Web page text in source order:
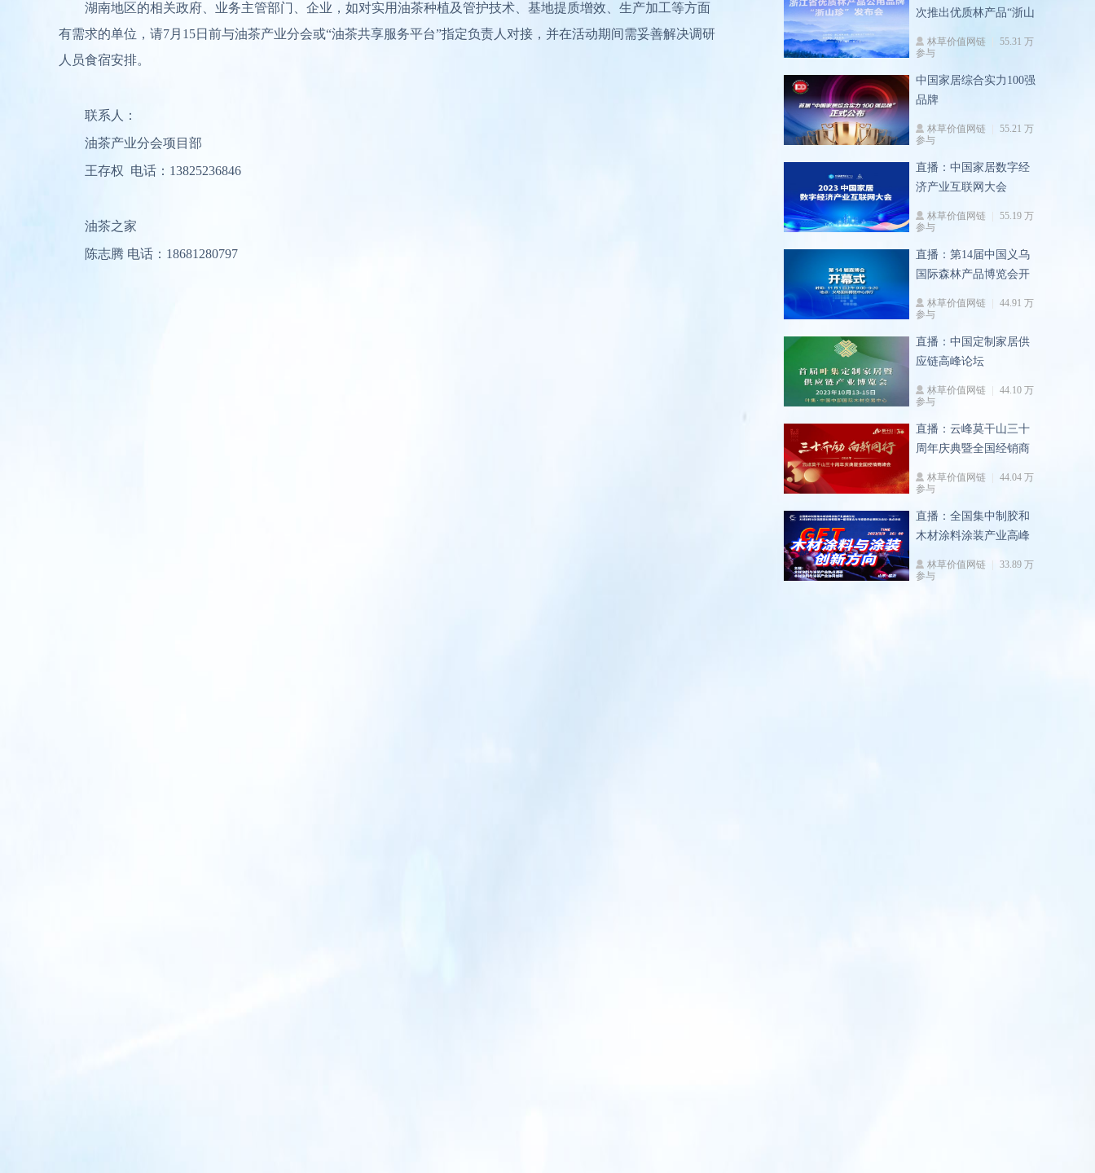
湖南地区的相关政府、业务主管部门、企业，如对实用油茶种植及管护技术、基地提质增效、生产加工等方面
有需求的单位，请7月15日前与油茶产业分会或“油茶共享服务平台”指定负责人对接，并在活动期间需妥善解决调研
人员食宿安排。
联系人：
油茶产业分会项目部
王存权 电话：13825236846
油茶之家
陈志腾 电话：18681280797
次推出优质林产品“浙山
林草价值网链
55.31 万
参与
中国家居综合实力100强
品牌
林草价值网链
55.21 万
参与
直播：中国家居数字经
济产业互联网大会
林草价值网链
55.19 万
参与
直播：第14届中国义乌
国际森林产品博览会开
林草价值网链
44.91 万
参与
直播：中国定制家居供
应链高峰论坛
林草价值网链
44.10 万
参与
直播：云峰莫干山三十
周年庆典暨全国经销商
林草价值网链
44.04 万
参与
直播：全国集中制胶和
木材涂料涂装产业高峰
林草价值网链
33.89 万
参与